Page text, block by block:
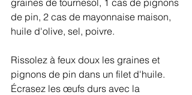
graines de tournesol, 1 cas de pignons
de pin, 2 cas de mayonnaise maison,
huile d'olive, sel, poivre.
Rissolez à feux doux les graines et
pignons de pin dans un filet d'huile.
Écrasez les œufs durs avec la